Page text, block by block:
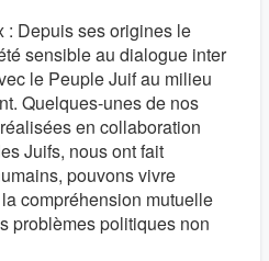
: Depuis ses origines le
sensible au dialogue inter
le Peuple Juif au milieu
Quelques-unes de nos
en collaboration
Juifs, nous ont fait
pouvons vivre
compréhension mutuelle
problèmes politiques non